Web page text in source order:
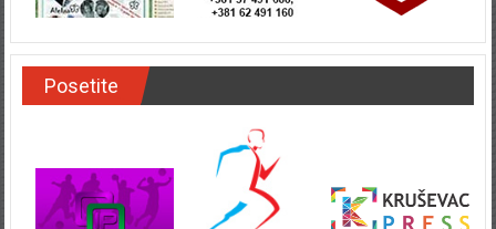
Posetite